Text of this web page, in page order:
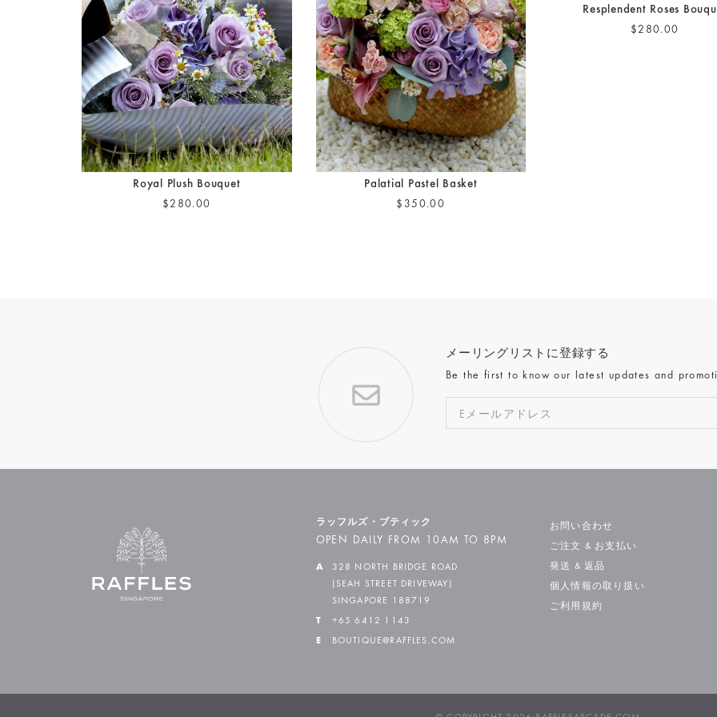
Royal Plush Bouquet
$280.00
Palatial Pastel Basket
$350.00
Resplendent Roses
$280.00
メーリングリストに登録する
Be the first to know our latest updates and
ラッフルズ・ブティック
OPEN DAILY FROM 10AM TO 8PM
A
328 NORTH BRIDGE ROAD
(SEAH STREET DRIVEWAY)
SINGAPORE 188719
T +65 6412 1143
E BOUTIQUE@RAFFLES.COM
お問い合わせ
ご注文 & お支払い
発送 & 返品
個人情報の取り扱い
ご利用規約